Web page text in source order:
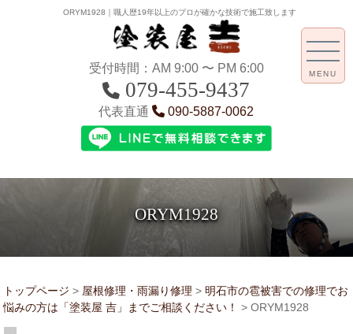
ORYM1928｜職人歴19年以上のプロが確かな技術で施工致します
受付時間：AM 9:00 〜 PM 6:00
079-455-9437
代表直通 090-5887-0062
ORYM1928
MENU
トップページ > 屋根修理・雨漏り修理 > 明石市の雹被害での修理でお
悩みの方は「塗装屋 吉」までご相談ください！
> ORYM1928